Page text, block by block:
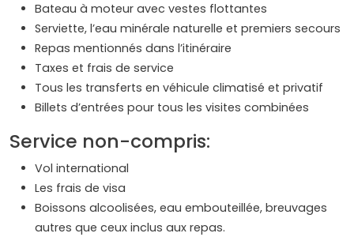
Bateau à moteur avec vestes flottantes
Serviette, l’eau minérale naturelle et premiers secours
Repas mentionnés dans l’itinéraire
Taxes et frais de service
Tous les transferts en véhicule climatisé et privatif
Billets d’entrées pour tous les visites combinées
Service non-compris:
Vol international
Les frais de visa
Boissons alcoolisées, eau embouteillée, breuvages
autres que ceux inclus aux repas.